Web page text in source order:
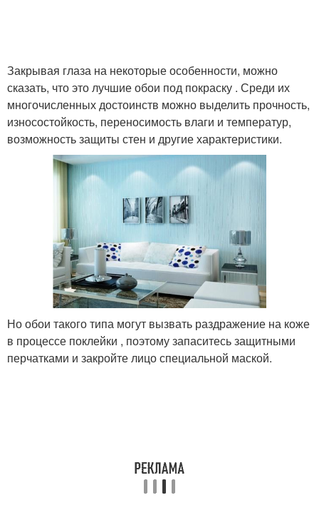
Закрывая глаза на некоторые особенности, можно
сказать, что это лучшие обои под покраску . Среди их
многочисленных достоинств можно выделить прочность,
износостойкость, переносимость влаги и температур,
возможность защиты стен и другие характеристики.
Но обои такого типа могут вызвать раздражение на коже
в процессе поклейки , поэтому запаситесь защитными
перчатками и закройте лицо специальной маской.